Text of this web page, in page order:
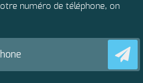
numéro de téléphone, on